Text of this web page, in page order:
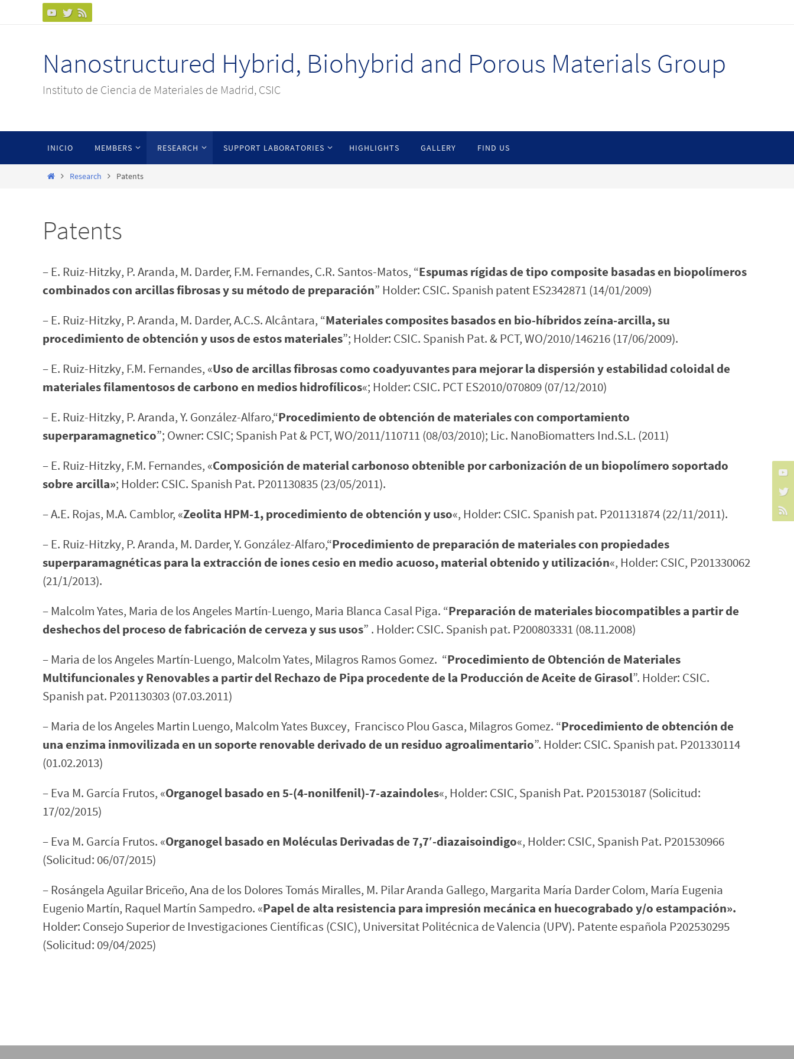
Nanostructured Hybrid, Biohybrid and Porous Materials Group
Instituto de Ciencia de Materiales de Madrid, CSIC
contenido
INICIO MEMBERS RESEARCH SUPPORT LABORATORIES HIGHLIGHTS GALLERY FIND US
InicioResearch Patents
Patents
– E. Ruiz-Hitzky, P. Aranda, M. Darder, F.M. Fernandes, C.R. Santos-Matos, “Espumas rígidas de tipo composite basadas en biopolímeros
combinados con arcillas fibrosas y su método de preparación” Holder: CSIC. Spanish patent ES2342871 (14/01/2009)
– E. Ruiz-Hitzky, P. Aranda, M. Darder, A.C.S. Alcântara, “Materiales composites basados en bio-híbridos zeína-arcilla, su
procedimiento de obtención y usos de estos materiales”; Holder: CSIC. Spanish Pat. & PCT, WO/2010/146216 (17/06/2009).
– E. Ruiz-Hitzky, F.M. Fernandes, «Uso de arcillas fibrosas como coadyuvantes para mejorar la dispersión y estabilidad coloidal de
materiales filamentosos de carbono en medios hidrofílicos«; Holder: CSIC. PCT ES2010/070809 (07/12/2010)
– E. Ruiz-Hitzky, P. Aranda, Y. González-Alfaro,“Procedimiento de obtención de materiales con comportamiento
superparamagnetico”; Owner: CSIC; Spanish Pat & PCT, WO/2011/110711 (08/03/2010); Lic. NanoBiomatters Ind.S.L. (2011)
– E. Ruiz-Hitzky, F.M. Fernandes, «Composición de material carbonoso obtenible por carbonización de un biopolímero soportado
sobre arcilla»; Holder: CSIC. Spanish Pat. P201130835 (23/05/2011).
– A.E. Rojas, M.A. Camblor, «Zeolita HPM-1, procedimiento de obtención y uso«, Holder: CSIC. Spanish pat. P201131874 (22/11/2011).
– E. Ruiz-Hitzky, P. Aranda, M. Darder, Y. González-Alfaro,“Procedimiento de preparación de materiales con propiedades
superparamagnéticas para la extracción de iones cesio en medio acuoso, material obtenido y utilización«, Holder: CSIC, P201330062
(21/1/2013).
– Malcolm Yates, Maria de los Angeles Martín-Luengo, Maria Blanca Casal Piga. “Preparación de materiales biocompatibles a partir de
deshechos del proceso de fabricación de cerveza y sus usos” . Holder: CSIC. Spanish pat. P200803331 (08.11.2008)
– Maria de los Angeles Martín-Luengo, Malcolm Yates, Milagros Ramos Gomez. “Procedimiento de Obtención de Materiales
Multifuncionales y Renovables a partir del Rechazo de Pipa procedente de la Producción de Aceite de Girasol”. Holder: CSIC.
Spanish pat. P201130303 (07.03.2011)
– Maria de los Angeles Martin Luengo, Malcolm Yates Buxcey, Francisco Plou Gasca, Milagros Gomez. “Procedimiento de obtención de
una enzima inmovilizada en un soporte renovable derivado de un residuo agroalimentario”. Holder: CSIC. Spanish pat. P201330114
(01.02.2013)
– Eva M. García Frutos, «Organogel basado en 5-(4-nonilfenil)-7-azaindoles«, Holder: CSIC, Spanish Pat. P201530187 (Solicitud:
17/02/2015)
– Eva M. García Frutos. «Organogel basado en Moléculas Derivadas de 7,7′-diazaisoindigo«, Holder: CSIC, Spanish Pat. P201530966
(Solicitud: 06/07/2015)
– Rosángela Aguilar Briceño, Ana de los Dolores Tomás Miralles, M. Pilar Aranda Gallego, Margarita María Darder Colom, María Eugenia
Eugenio Martín, Raquel Martín Sampedro. «Papel de alta resistencia para impresión mecánica en huecograbado y/o estampación».
Holder: Consejo Superior de Investigaciones Científicas (CSIC), Universitat Politécnica de Valencia (UPV). Patente española P202530295
(Solicitud: 09/04/2025)